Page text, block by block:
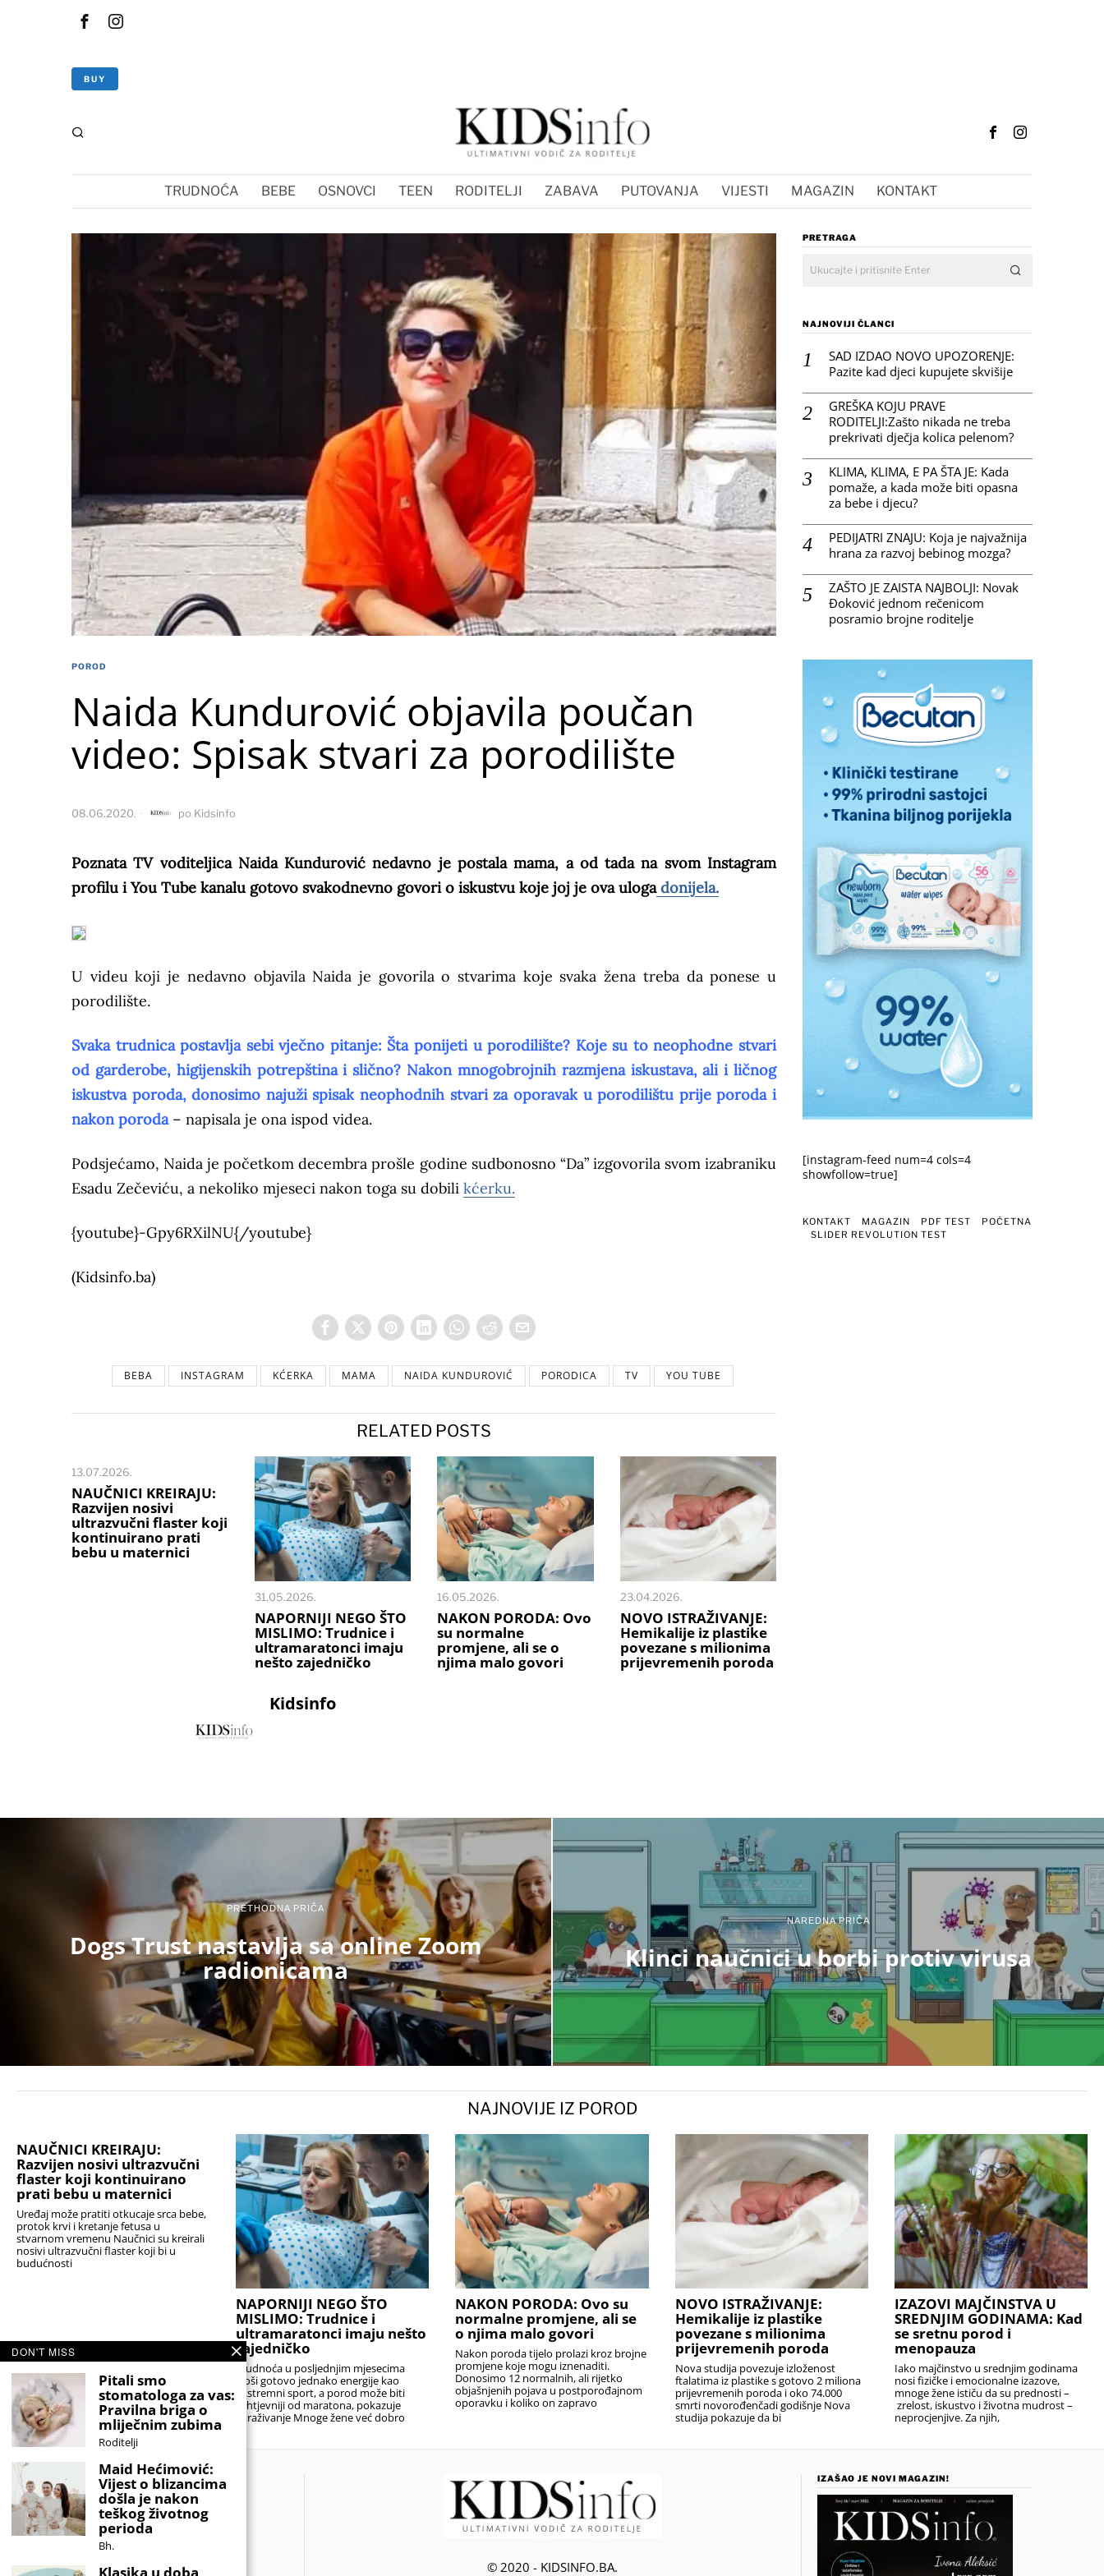
BUY
TRUDNOĆA BEBE OSNOVCI TEEN RODITELJI ZABAVA PUTOVANJA VIJESTI MAGAZIN KONTAKT
POROD
Naida Kundurović objavila poučan
video: Spisak stvari za porodilište
08.06.2020. po Kidsinfo
Poznata TV voditeljica Naida Kundurović nedavno je postala mama, a od tada na svom Instagram
profilu i You Tube kanalu gotovo svakodnevno govori o iskustvu koje joj je ova ulogadonijela.
U videu koji je nedavno objavila Naida je govorila o stvarima koje svaka žena treba da ponese u
porodilište.
Svaka trudnica postavlja sebi vječno pitanje: Šta ponijeti u porodilište? Koje su to neophodne stvari
od garderobe, higijenskih potrepština i slično? Nakon mnogobrojnih razmjena iskustava, ali i ličnog
iskustva poroda, donosimo najuži spisak neophodnih stvari za oporavak u porodilištu prije poroda i
nakon poroda– napisala je ona ispod videa.
Podsjećamo, Naida je početkom decembra prošle godine sudbonosno “Da” izgovorila svom izabraniku
Esadu Zečeviću, a nekoliko mjeseci nakon toga su dobili kćerku.
{youtube}-Gpy6RXilNU{/youtube}
(Kidsinfo.ba)
BEBA INSTAGRAM KĆERKA MAMA NAIDA KUNDUROVIĆ PORODICA TV YOU TUBE
RELATED POSTS
13.07.2026.
NAUČNICI KREIRAJU:
Razvijen nosivi
ultrazvučni flaster koji
kontinuirano prati
bebu u maternici
31.05.2026.
NAPORNIJI NEGO ŠTO
MISLIMO: Trudnice i
ultramaratonci imaju
nešto zajedničko
16.05.2026.
NAKON PORODA: Ovo
su normalne
promjene, ali se o
njima malo govori
23.04.2026.
NOVO ISTRAŽIVANJE:
Hemikalije iz plastike
povezane s milionima
prijevremenih poroda
Kidsinfo
PRETRAGA
NAJNOVIJI ČLANCI
SAD IZDAO NOVO UPOZORENJE:
Pazite kad djeci kupujete skvišije
GREŠKA KOJU PRAVE
RODITELJI:Zašto nikada ne treba
prekrivati dječja kolica pelenom?
KLIMA, KLIMA, E PA ŠTA JE: Kada
pomaže, a kada može biti opasna
za bebe i djecu?
PEDIJATRI ZNAJU: Koja je najvažnija
hrana za razvoj bebinog mozga?
ZAŠTO JE ZAISTA NAJBOLJI: Novak
Đoković jednom rečenicom
posramio brojne roditelje
[instagram-feed num=4 cols=4
showfollow=true]
KONTAKT MAGAZIN PDF TEST
POČETNA
SLIDER REVOLUTION TEST
PRETHODNA PRIČA
Dogs Trust nastavlja sa online Zoom
radionicama
NAREDNA PRIČA
Klinci naučnici u borbi protiv virusa
NAJNOVIJE IZ POROD
NAUČNICI KREIRAJU:
Razvijen nosivi ultrazvučni
flaster koji kontinuirano
prati bebu u maternici
Uređaj može pratiti otkucaje srca bebe,
protok krvi i kretanje fetusa u
stvarnom vremenu Naučnici su kreirali
nosivi ultrazvučni flaster koji bi u
budućnosti
NAPORNIJI NEGO ŠTO
MISLIMO: Trudnice i
ultramaratonci imaju nešto
zajedničko
Trudnoća u posljednjim mjesecima
troši gotovo jednako energije kao
ekstremni sport, a porod može biti
zahtjevniji od maratona, pokazuje
istraživanje Mnoge žene već dobro
NAKON PORODA: Ovo su
normalne promjene, ali se
o njima malo govori
Nakon poroda tijelo prolazi kroz brojne
promjene koje mogu iznenaditi.
Donosimo 12 normalnih, ali rijetko
objašnjenih pojava u postporođajnom
oporavku i koliko on zapravo
NOVO ISTRAŽIVANJE:
Hemikalije iz plastike
povezane s milionima
prijevremenih poroda
Nova studija povezuje izloženost
ftalatima iz plastike s gotovo 2 miliona
prijevremenih poroda i oko 74.000
smrti novorođenčadi godišnje Nova
studija pokazuje da bi
IZAZOVI MAJČINSTVA U
SREDNJIM GODINAMA: Kad
se sretnu porod i
menopauza
Iako majčinstvo u srednjim godinama
nosi fizičke i emocionalne izazove,
mnoge žene ističu da su prednosti –
zrelost, iskustvo i životna mudrost –
neprocjenjive. Za njih,
© 2020 - KIDSINFO.BA.
IZAŠAO JE NOVI MAGAZIN!
DON'T MISS
Pitali smo
stomatologa za vas:
Pravilna briga o
mliječnim zubima
Roditelji
Maid Hećimović:
Vijest o blizancima
došla je nakon
teškog životnog
perioda
Bh.